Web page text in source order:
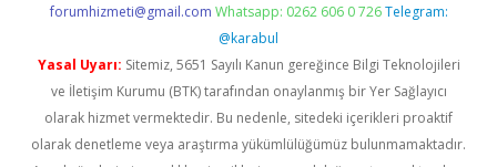
forumhizmeti@gmail.com Whatsapp: 0262 606 0 726 Telegram:
@karabul
Yasal Uyarı: Sitemiz, 5651 Sayılı Kanun gereğince Bilgi Teknolojileri
ve İletişim Kurumu (BTK) tarafından onaylanmış bir Yer Sağlayıcı
olarak hizmet vermektedir. Bu nedenle, sitedeki içerikleri proaktif
olarak denetleme veya araştırma yükümlülüğümüz bulunmamaktadır.